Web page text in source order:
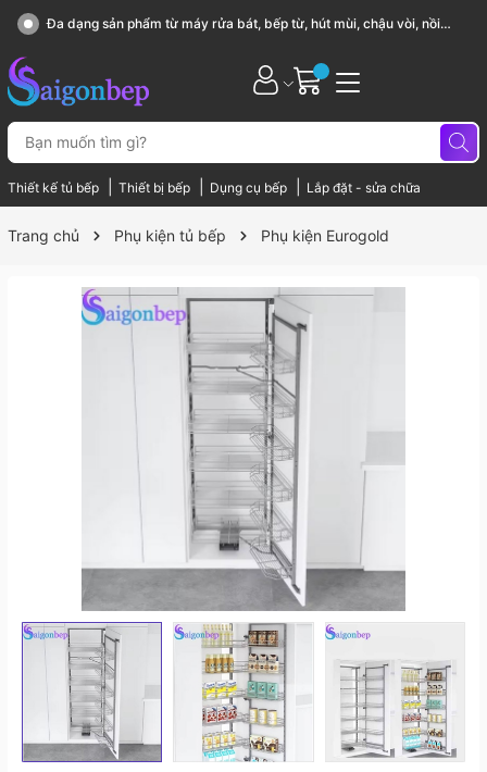
phẩm từ máy rửa bát, bếp từ, hút mùi, chậu vòi, nồi Sài Gòn
Thiết kế tủ bếp Thiết bị bếp Dụng cụ bếp Lắp đặt - sửa chữa
Trang chủ Phụ kiện tủ bếp Phụ kiện Eurogold